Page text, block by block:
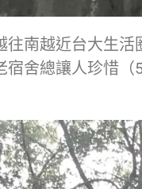
往南越近台大生
宿舍總讓人珍惜 （